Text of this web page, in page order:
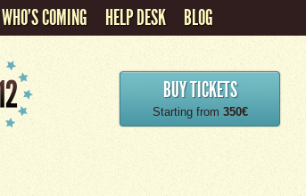
WHO'S COMING HELP DESK BLOG
BUY TICKETS
Starting from 350€